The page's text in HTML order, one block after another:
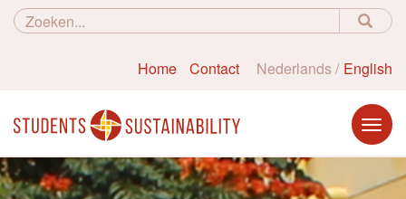
Home Contact Nederlands English